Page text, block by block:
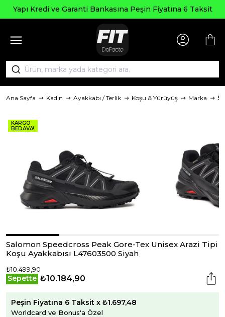
Yapı Kredi ve Garanti Bankasına Peşin Fiyatına 6 Taksit
Ana Sayfa Kadın Ayakkabı / Terlik Koşu & Yürüyüş Marka
KARGO
BEDAVA!
Salomon Speedcross Peak Gore-Tex Unisex Arazi Tipi
Koşu Ayakkabısı L47603500 Siyah
₺10.499,90
Sepette ₺10.184,90
Peşin Fiyatına 6 Taksit x ₺1.697,48
Worldcard ve Bonus'a Özel